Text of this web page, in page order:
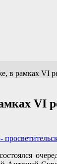
в рамках VI
VI